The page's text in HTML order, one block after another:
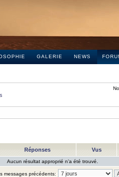
GALERIE NEWS
Réponses Vus
Aucun résultat approprié n’a été trouvé.
messages précédents: